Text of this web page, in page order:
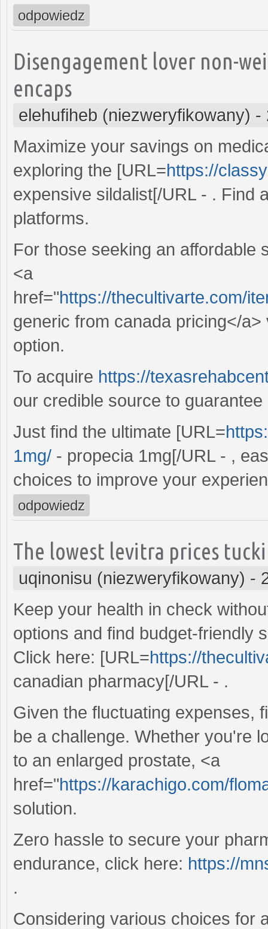
odpowiedz
Disengagement lover non-
encaps
elehufiheb (niezweryfikowany) -
Maximize your savings on
exploring the [URL=https://
expensive sildalist[/URL - . Find
platforms.
For those seeking an affordable
<a
href="https://thecultivarte.com/
generic from canada pricing</
option.
To acquire https://
our credible source to
Just find the ultimate [URL=
1mg/ - propecia 1mg[/URL - ,
choices to improve your
odpowiedz
The lowest levitra prices
uqinonisu (niezweryfikowany) -
Keep your health in check
options and find budget-friendly
Click here: [URL=https://
canadian pharmacy[/URL - .
Given the fluctuating expenses,
be a challenge. Whether you're
to an enlarged prostate, <a
href="https://karachigo.com/
solution.
Zero hassle to secure your
endurance, click here: https://
.
Considering various choices for